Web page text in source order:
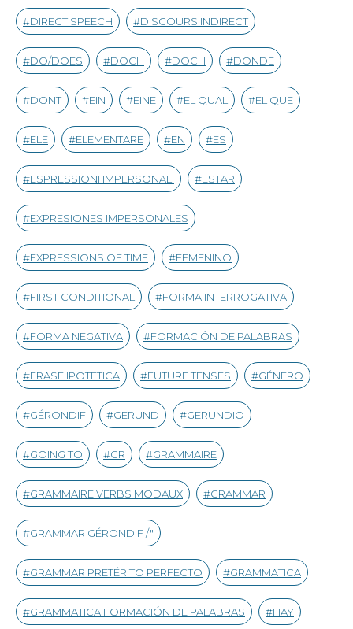
DIRECT SPEECH DISCOURS INDIRECT
DO/DOES DOCH DOCH DONDE
DONT EIN EINE EL QUAL EL QUE
ELE ELEMENTARE EN ES
ESPRESSIONI IMPERSONALI ESTAR
EXPRESIONES IMPERSONALES
EXPRESSIONS OF TIME FEMENINO
FIRST CONDITIONAL FORMA INTERROGATIVA
FORMA NEGATIVA FORMACIÓN DE PALABRAS
FRASE IPOTETICA FUTURE TENSES GÉNERO
GÉRONDIF GERUND GERUNDIO
GOING TO GR GRAMMAIRE
GRAMMAIRE VERBS MODAUX GRAMMAR
GRAMMAR GÉRONDIF /"
GRAMMAR PRETÉRITO PERFECTO GRAMMATICA
GRAMMATICA FORMACIÓN DE PALABRAS HAY